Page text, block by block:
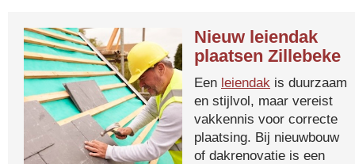
Nieuw leiendak
plaatsen Zillebeke
Een leiendak is duurzaam
en stijlvol, maar vereist
vakkennis voor correcte
plaatsing. Bij nieuwbouw
of dakrenovatie is een